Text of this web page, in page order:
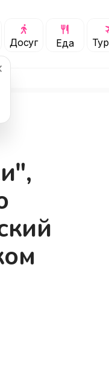
Досуг Еда